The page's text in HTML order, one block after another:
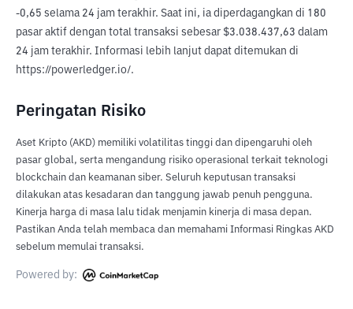
-0,65 selama 24 jam terakhir. Saat ini, ia diperdagangkan di 180
pasar aktif dengan total transaksi sebesar $3.038.437,63 dalam
24 jam terakhir. Informasi lebih lanjut dapat ditemukan di
https://powerledger.io/.
Peringatan Risiko
Aset Kripto (AKD) memiliki volatilitas tinggi dan dipengaruhi oleh
pasar global, serta mengandung risiko operasional terkait teknologi
blockchain dan keamanan siber. Seluruh keputusan transaksi
dilakukan atas kesadaran dan tanggung jawab penuh pengguna.
Kinerja harga di masa lalu tidak menjamin kinerja di masa depan.
Pastikan Anda telah membaca dan memahami Informasi Ringkas AKD
sebelum memulai transaksi.
Powered by: